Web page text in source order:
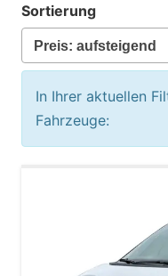
Sortierung
In Ihrer aktuellen
Fahrzeuge: